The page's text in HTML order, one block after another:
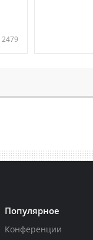
2479
Популярное
Конференции